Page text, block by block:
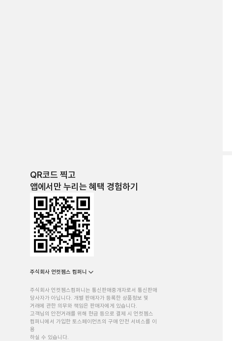
QR코드 찍고
앱에서만 누리는 혜택 경험하기
주식회사 언컷젬스 컴퍼니
주식회사 언컷젬스컴퍼니는 통신판매중개자로서 통신판매
당사자가 아닙니다. 개별 판매자가 등록한 상품정보 및
거래에 관한 의무와 책임은 판매자에게 있습니다.
고객님의 안전거래를 위해 현금 등으로 결제 시 언컷젬스
컴퍼니에서 가입한 토스페이먼츠의 구매 안전 서비스를 이
용
하실 수 있습니다.